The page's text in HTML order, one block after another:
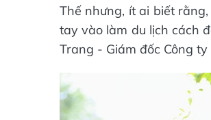
Thế nhưng, ít ai biết
tay vào làm du lịch cách
Trang - Giám đốc Công